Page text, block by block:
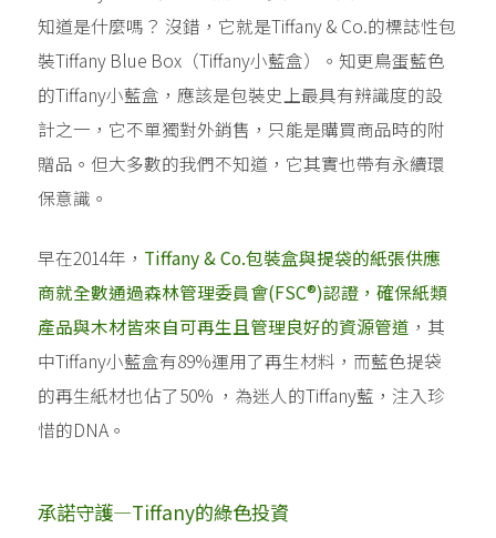
知道是什麼嗎？ 沒錯，它就是Tiffany & Co.的標誌性包
裝Tiffany Blue Box（Tiffany小藍盒）。知更鳥蛋藍色
的Tiffany小藍盒，應該是包裝史上最具有辨識度的設
計之一，它不單獨對外銷售，只能是購買商品時的附
贈品。但大多數的我們不知道，它其實也帶有永續環
保意識。
早在2014年， Tiffany & Co.包裝盒與提袋的紙張供應
商就全數通過森林管理委員會(FSC®)認證，確保紙類
產品與木材皆來自可再生且管理良好的資源管道 ，其
中Tiffany小藍盒有89%運用了再生材料，而藍色提袋
的再生紙材也佔了50% ，為迷人的Tiffany藍，注入珍
惜的DNA。
承諾守護—Tiffany的綠色投資